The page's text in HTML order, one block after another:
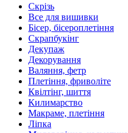
Скрізь
Все для вишивки
Бісер, бісероплетіння
Скрапбукінг
Декупаж
Декорування
Валяння, фетр
Плетіння, фриволіте
Квілтінг, шиття
Килимарство
Макраме, плетіння
Ліпка